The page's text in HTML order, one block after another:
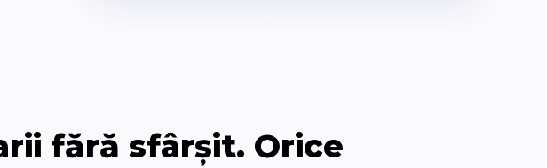
fără sfârșit. Orice